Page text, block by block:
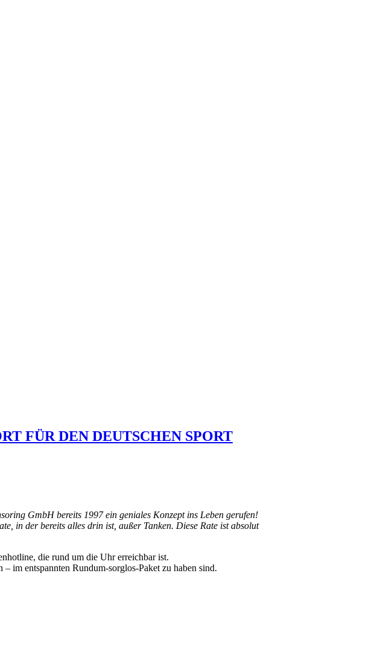
FÜR DEN DEUTSCHEN SPORT
GmbH bereits 1997 ein geniales Konzept ins Leben gerufen!
in der bereits alles drin ist, außer Tanken. Diese Rate ist absolut
die rund um die Uhr erreichbar ist.
im entspannten Rundum-sorglos-Paket zu haben sind.